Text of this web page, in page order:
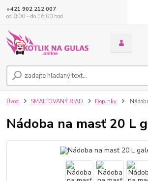
+421 902 212 007
od 8:00 - do 16:00 hod
Úvod SMALTOVANÝ RIAD Doplnky
Nádoba na masť 20 L